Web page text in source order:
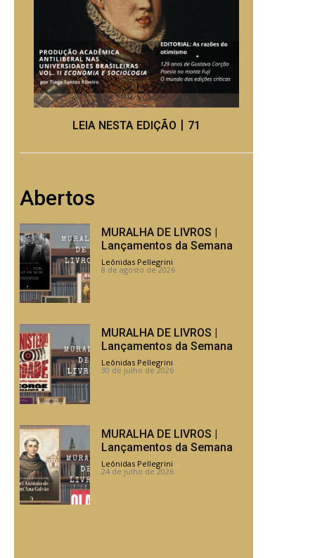
LEIA NESTA EDIÇÃO丨71
Abertos
MURALHA DE LIVROS |
Lançamentos da Semana
Leônidas Pellegrini -
8 de agosto de 2026
MURALHA DE LIVROS |
Lançamentos da Semana
Leônidas Pellegrini -
30 de julho de 2026
MURALHA DE LIVROS |
Lançamentos da Semana
Leônidas Pellegrini -
24 de julho de 2026